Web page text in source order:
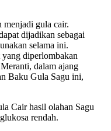
menjadi gula cair.
dijadikan sebagai
selama ini.
diperlombakan
dalam ajang
Baku Gula Sagu ini,
Cair hasil olahan Sagu
rendah.